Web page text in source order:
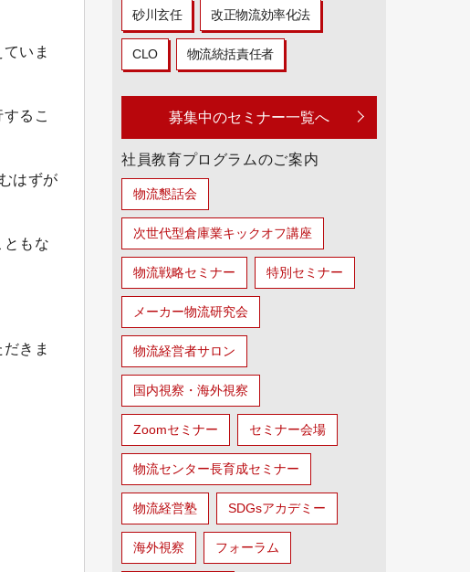
いま
るこ
はずが
もな
きま
砂川玄任 改正物流効率化法
CLO 物流統括責任者
募集中のセミナー一覧へ
社員教育プログラムのご案内
物流懇話会
次世代型倉庫業キックオフ講座
物流戦略セミナー 特別セミナー
メーカー物流研究会
物流経営者サロン
国内視察・海外視察
Zoomセミナー セミナー会場
物流センター長育成セミナー
物流経営塾 SDGsアカデミー
海外視察 フォーラム